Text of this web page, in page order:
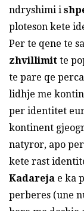
ndryshimi i
ploteson kete
Per te qene te
zhvillimit te
te pare qe
lidhje me
per identitet
kontinent
natyror, apo
kete rast
Kadareja e ka
perberes‌‌ (une